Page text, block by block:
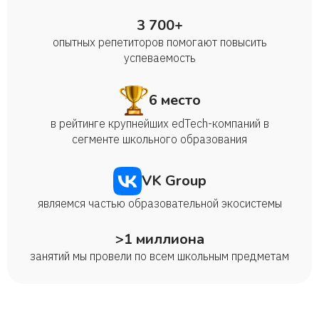
3 700+
опытных репетиторов помогают повысить
успеваемость
6 место
в рейтинге крупнейших edTech-компаний в
сегменте школьного образования
VK Group
являемся частью образовательной экосистемы
>1 миллиона
занятий мы провели по всем школьным предметам